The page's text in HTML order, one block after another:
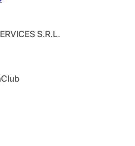
S.R.L.